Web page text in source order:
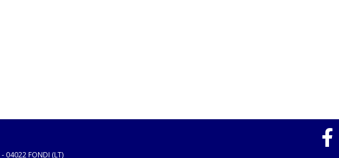
- 04022 FONDI (LT)